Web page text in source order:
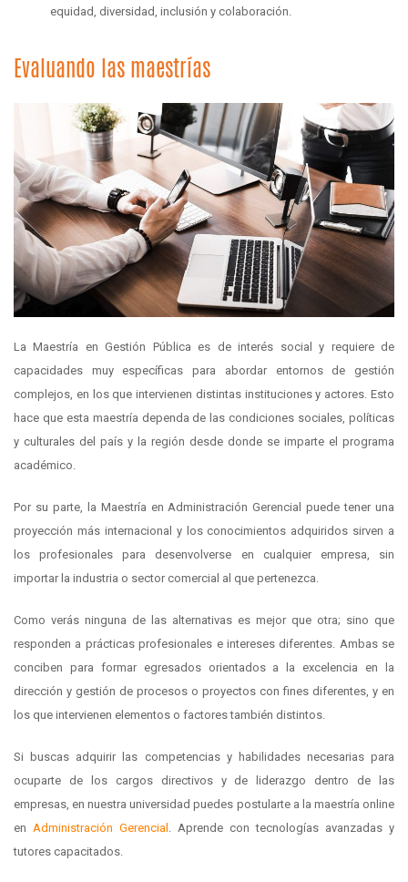
equidad, diversidad, inclusión y colaboración.
Evaluando las maestrías
La Maestría en Gestión Pública es de interés social y requiere de
capacidades muy específicas para abordar entornos de gestión
complejos, en los que intervienen distintas instituciones y actores. Esto
hace que esta maestría dependa de las condiciones sociales, políticas
y culturales del país y la región desde donde se imparte el programa
académico.
Por su parte, la Maestría en Administración Gerencial puede tener una
proyección más internacional y los conocimientos adquiridos sirven a
los profesionales para desenvolverse en cualquier empresa, sin
importar la industria o sector comercial al que pertenezca.
Como verás ninguna de las alternativas es mejor que otra; sino que
responden a prácticas profesionales e intereses diferentes. Ambas se
conciben para formar egresados orientados a la excelencia en la
dirección y gestión de procesos o proyectos con fines diferentes, y en
los que intervienen elementos o factores también distintos.
Si buscas adquirir las competencias y habilidades necesarias para
ocuparte de los cargos directivos y de liderazgo dentro de las
empresas, en nuestra universidad puedes postularte a la maestría online
en Administración Gerencial . Aprende con tecnologías avanzadas y
tutores capacitados.